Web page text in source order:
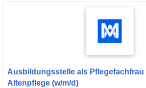
Ausbildungsstelle als Pflegefachfrau
Altenpflege (w/m/d)